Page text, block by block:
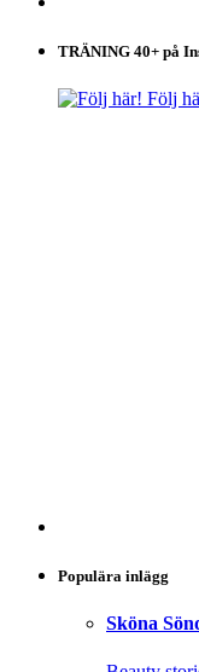
TRÄNING 40+ på
Följ
Populära inlägg
Sköna